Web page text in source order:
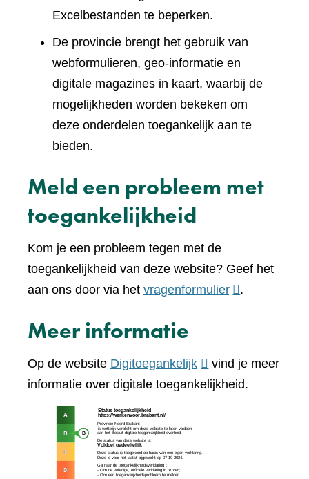
Excelbestanden te beperken.
De provincie brengt het gebruik van
webformulieren, geo-informatie en
digitale magazines in kaart, waarbij de
mogelijkheden worden bekeken om
deze onderdelen toegankelijk aan te
bieden.
Meld een probleem met
toegankelijkheid
Kom je een probleem tegen met de
toegankelijkheid van deze website? Geef het
aan ons door via het vragenformulier(verwijst
website)
.
Meer informatie
Op de website Digitoegankelijk(verwijst
naar
vind je meer
informatie over digitale toegankelijkheid.